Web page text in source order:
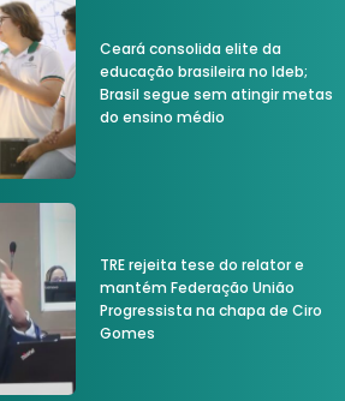
Ceará consolida elite da
educação brasileira no Ideb;
Brasil segue sem atingir metas
do ensino médio
TRE rejeita tese do relator e
mantém Federação União
Progressista na chapa de Ciro
Gomes